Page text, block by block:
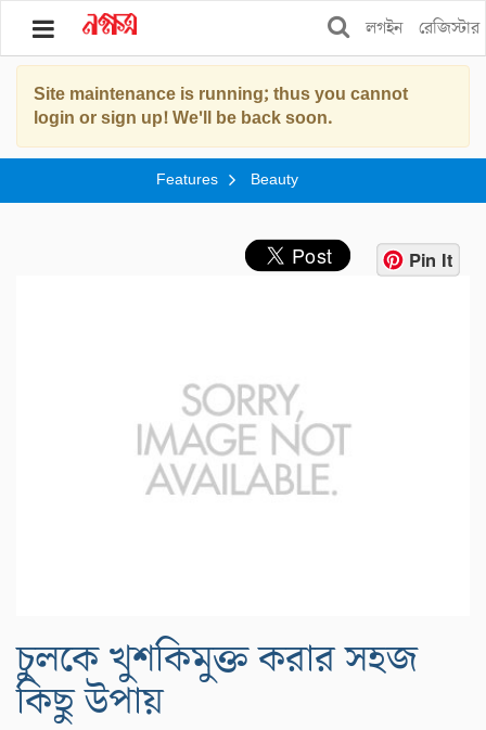
ব্লগ
লগইন রেজিস্টার
Site maintenance is running; thus you cannot
login or sign up! We'll be back soon.
Features Beauty
Pin It
চুলকে খুশকিমুক্ত করার সহজ
কিছু উপায়